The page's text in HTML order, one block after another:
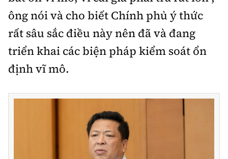
ông nói và cho biết Chính phủ ý thức
rất sâu sắc điều này nên đã và đang
triển khai các biện pháp kiểm soát ổn
định vĩ mô.